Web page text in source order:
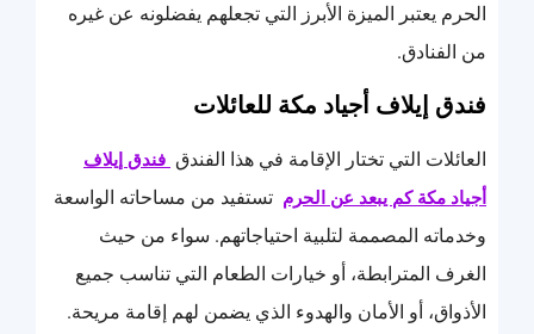
الحرم يعتبر الميزة الأبرز التي تجعلهم يفضلونه عن غيره
من الفنادق.
فندق إيلاف أجياد مكة للعائلات
العائلات التي تختار الإقامة في هذا الفندق فندق إيلاف
أجياد مكة كم يبعد عن الحرم تستفيد من مساحاته الواسعة
وخدماته المصممة لتلبية احتياجاتهم. سواء من حيث
الغرف المترابطة، أو خيارات الطعام التي تناسب جميع
الأذواق، أو الأمان والهدوء الذي يضمن لهم إقامة مريحة.